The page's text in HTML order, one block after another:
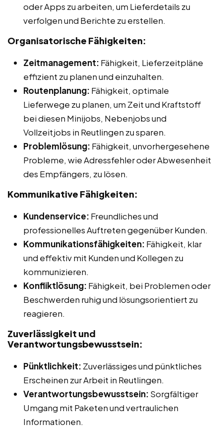
oder Apps zu arbeiten, um Lieferdetails zu
verfolgen und Berichte zu erstellen.
Organisatorische Fähigkeiten:
Zeitmanagement: Fähigkeit, Lieferzeitpläne
effizient zu planen und einzuhalten.
Routenplanung: Fähigkeit, optimale
Lieferwege zu planen, um Zeit und Kraftstoff
bei diesen Minijobs, Nebenjobs und
Vollzeitjobs in Reutlingen zu sparen.
Problemlösung: Fähigkeit, unvorhergesehene
Probleme, wie Adressfehler oder Abwesenheit
des Empfängers, zu lösen.
Kommunikative Fähigkeiten:
Kundenservice: Freundliches und
professionelles Auftreten gegenüber Kunden.
Kommunikationsfähigkeiten: Fähigkeit, klar
und effektiv mit Kunden und Kollegen zu
kommunizieren.
Konfliktlösung: Fähigkeit, bei Problemen oder
Beschwerden ruhig und lösungsorientiert zu
reagieren.
Zuverlässigkeit und
Verantwortungsbewusstsein:
Pünktlichkeit: Zuverlässiges und pünktliches
Erscheinen zur Arbeit in Reutlingen.
Verantwortungsbewusstsein: Sorgfältiger
Umgang mit Paketen und vertraulichen
Informationen.